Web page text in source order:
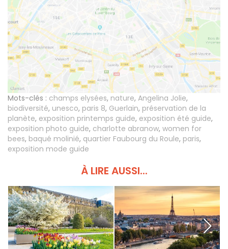
Mots-clés : champs elysées, nature, Angelina Jolie,
biodiversité, unesco, paris 8, Guerlain, préservation de la
planète, exposition printemps guide, exposition été guide,
exposition photo guide, charlotte abranow, women for
bees, baqué molinié, quartier Faubourg du Roule, paris,
exposition mode guide
À LIRE AUSSI...